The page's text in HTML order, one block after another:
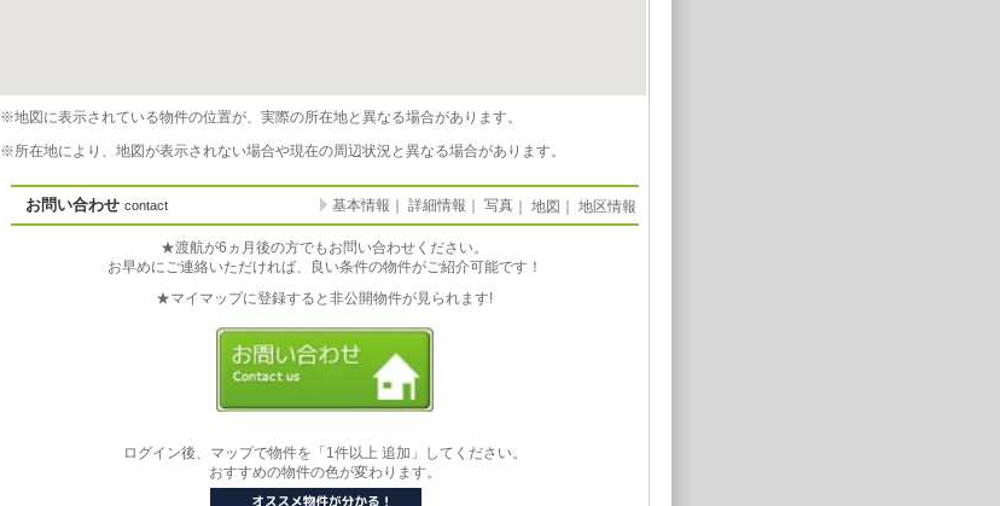
※地図に表示されている物件の位置が、実際の所在地と異なる場合があります。
※所在地により、地図が表示されない場合や現在の周辺状況と異なる場合があります。
お問い合わせ contact 基本情報 ｜ 詳細情報 ｜ 写真｜ 地図 ｜ 地区情報
★渡航が6ヵ月後の方でもお問い合わせください。
お早めにご連絡いただければ、良い条件の物件がご紹介可能です！
★マイマップに登録すると非公開物件が見られます!
ログイン後、マップで物件を「1件以上 追加」してください。
おすすめの物件の色が変わります。